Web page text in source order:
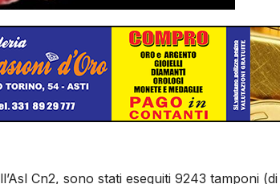
Cn2, sono stati eseguiti 9243 tamponi